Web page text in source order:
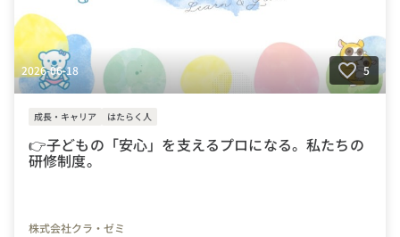
2026-06-18 5
成長・キャリア はたらく人
👉子どもの「安心」を支えるプロになる。私たちの
研修制度。
株式会社クラ・ゼミ